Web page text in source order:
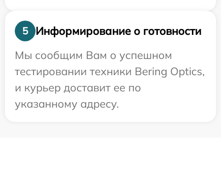
5
Информирование о готовности
Мы сообщим Вам о успешном
тестировании техники Bering Optics,
и курьер доставит ее по
указанному адресу.